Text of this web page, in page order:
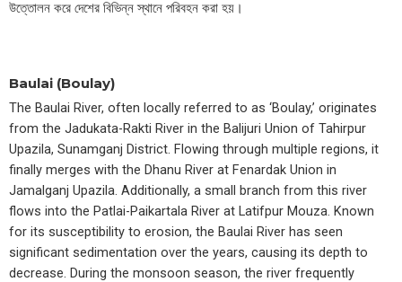
উত্তোলন করে দেশের বিভিন্ন স্থানে পরিবহন করা হয়।
Baulai (Boulay)
The Baulai River, often locally referred to as ‘Boulay,’ originates
from the Jadukata-Rakti River in the Balijuri Union of Tahirpur
Upazila, Sunamganj District. Flowing through multiple regions, it
finally merges with the Dhanu River at Fenardak Union in
Jamalganj Upazila. Additionally, a small branch from this river
flows into the Patlai-Paikartala River at Latifpur Mouza. Known
for its susceptibility to erosion, the Baulai River has seen
significant sedimentation over the years, causing its depth to
decrease. During the monsoon season, the river frequently